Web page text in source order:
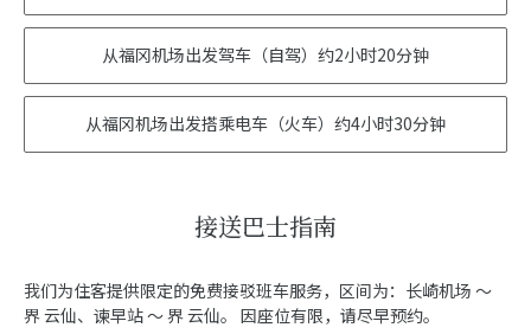
从福冈机场出发驾车（自驾）约2小时20分钟
从福冈机场出发搭乘电车（火车）约4小时30分钟
接送巴士指南
我们为住客提供限定的免费接驳班车服务，区间为：长崎机场 ～
界 云仙、谏早站 ～ 界 云仙。 因座位有限，请尽早预约。